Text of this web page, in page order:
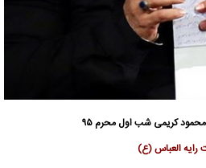
کریمی شب اول محرم ۹۵
رایه العباس (ع)